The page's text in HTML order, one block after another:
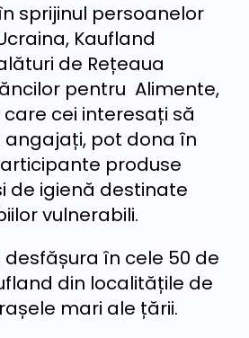
sprijinul persoanelor
Kaufland
de Rețeaua
pentru Alimente,
cei interesați să
angajați, pot dona în
produse
de igienă destinate
vulnerabili.
în cele 50 de
din localitățile de
mari ale țării.